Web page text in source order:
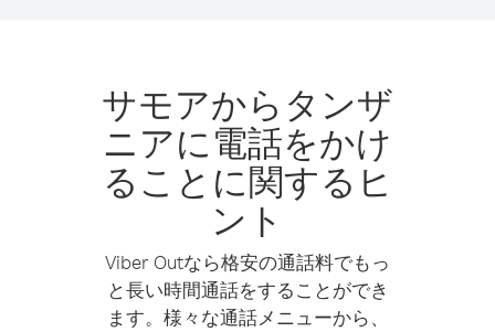
サモアからタンザ
ニアに電話をかけ
ることに関するヒ
ント
Viber Outなら格安の通話料でもっ
と長い時間通話をすることができ
ます。様々な通話メニューから、